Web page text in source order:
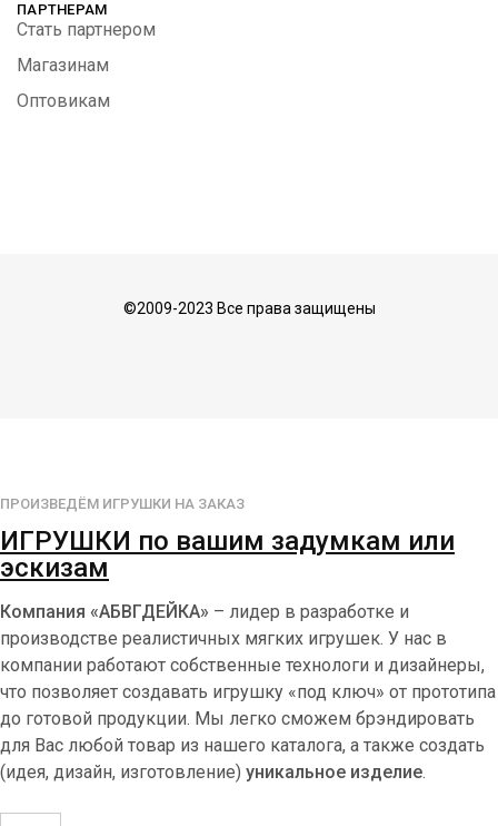
ПАРТНЕРАМ
Стать партнером
Магазинам
Оптовикам
©2009-2023 Все права защищены
ПРОИЗВЕДЁМ ИГРУШКИ НА ЗАКАЗ
ИГРУШКИ по вашим задумкам или
эскизам
Компания «АБВГДЕЙКА» – лидер в разработке и
производстве реалистичных мягких игрушек. У нас в
компании работают собственные технологи и дизайнеры,
что позволяет создавать игрушку «под ключ» от прототипа
до готовой продукции. Мы легко сможем брэндировать
для Вас любой товар из нашего каталога, а также создать
(идея, дизайн, изготовление) уникальное изделие.